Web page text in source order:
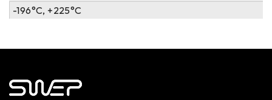
-196°C, +225°C